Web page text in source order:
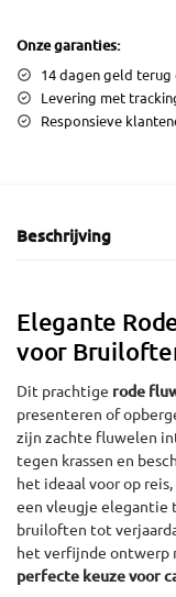
Onze garanties:
14 dagen geld terug
Levering met
Responsieve
Beschrijving
Elegante
voor
Dit prachtige rode
presenteren of
zijn zachte fluwelen
tegen krassen en
het ideaal voor op
een vleugje elegantie
bruiloften tot
het verfijnde ontwerp
perfecte keuze voor